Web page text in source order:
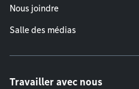
Nous joindre
Salle des médias
Travailler avec nous